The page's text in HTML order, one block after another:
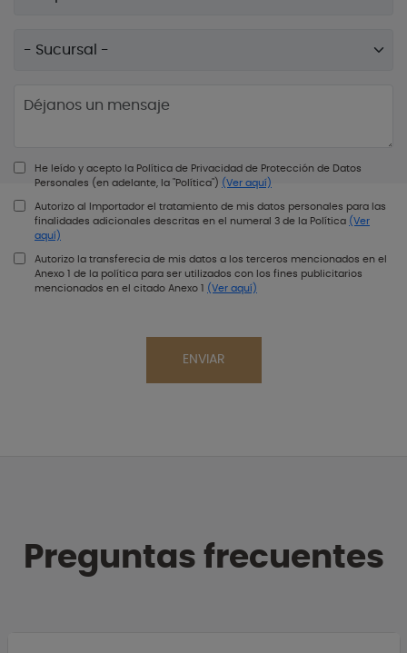
He leído y acepto la Política de Privacidad de Protección de Datos
Personales (en adelante, la "Política") (Ver aquí)
Autorizo al Importador el tratamiento de mis datos personales para las
finalidades adicionales descritas en el numeral 3 de la Política (Ver
aquí)
Autorizo la transferecia de mis datos a los terceros mencionados en el
Anexo 1 de la política para ser utilizados con los fines publicitarios
mencionados en el citado Anexo 1 (Ver aquí)
ENVIAR
Preguntas frecuentes